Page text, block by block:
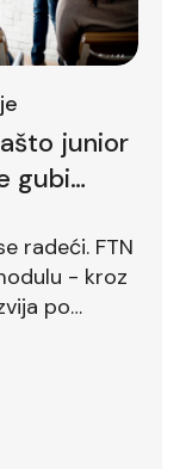
junior
gubi
radeći. FTN
- kroz
po